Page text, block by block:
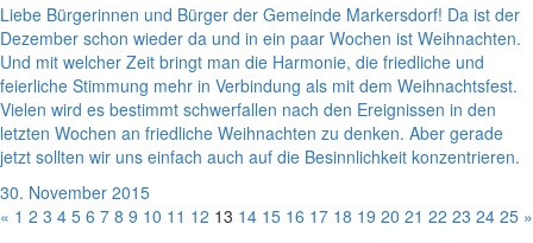
Liebe Bürgerinnen und Bürger der Gemeinde Markersdorf! Da ist der
Dezember schon wieder da und in ein paar Wochen ist Weihnachten.
Und mit welcher Zeit bringt man die Harmonie, die friedliche und
feierliche Stimmung mehr in Verbindung als mit dem Weihnachtsfest.
Vielen wird es bestimmt schwerfallen nach den Ereignissen in den
letzten Wochen an friedliche Weihnachten zu denken. Aber gerade
jetzt sollten wir uns einfach auch auf die Besinnlichkeit konzentrieren.
30. November 2015
« 1 2 3 4 5 6 7 8 9 10 11 12 13 14 15 16 17 18 19 20 21 22 23 24 25 »